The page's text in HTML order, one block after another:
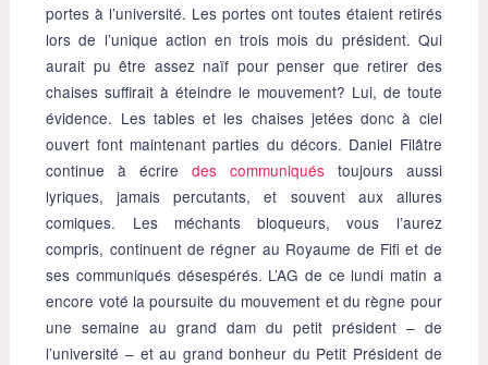
portes à l’université. Les portes ont toutes étaient retirés
lors de l’unique action en trois mois du président. Qui
aurait pu être assez naïf pour penser que retirer des
chaises suffirait à éteindre le mouvement? Lui, de toute
évidence. Les tables et les chaises jetées donc à ciel
ouvert font maintenant parties du décors. Daniel Filâtre
continue à écrire des communiqués toujours aussi
lyriques, jamais percutants, et souvent aux allures
comiques. Les méchants bloqueurs, vous l’aurez
compris, continuent de régner au Royaume de Fifi et de
ses communiqués désespérés. L’AG de ce lundi matin a
encore voté la poursuite du mouvement et du règne pour
une semaine au grand dam du petit président – de
l’université – et au grand bonheur du Petit Président de